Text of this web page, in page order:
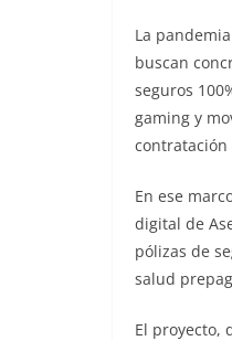
La
buscan
seguros
gaming y
contratación
En ese
digital de
pólizas de
salud
El proyecto,